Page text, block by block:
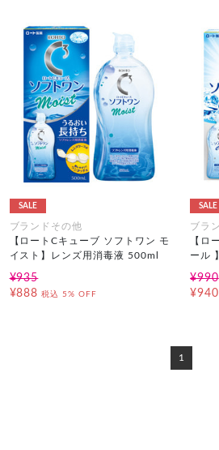
SALE
ブランドその他
【ロートCキューブ ソフトワン モ
イスト】レンズ用消毒液 500ml
¥935
¥888 税込 5% OFF
SALE
ブラ
【ロ
ール
¥990
¥940
1